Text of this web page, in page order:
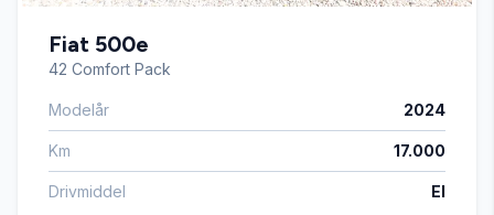
håndfri til mobil
ISOFIX
kørecomputer
Fiat 500e
42 Comfort Pack
Modelår 2024
Km 17.000
Drivmiddel El